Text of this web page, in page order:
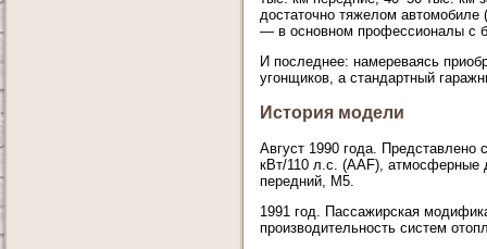
достаточно тяжелом
— в основном профессионалы с
И последнее: намереваясь
угонщиков, а стандартный
История модели
Август 1990 года.
кВт/110 л.с. (ААF),
передний, М5.
1991 год. Пассажирская
производительность систем